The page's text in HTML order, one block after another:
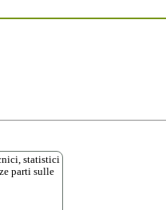
statistici
parti sulle